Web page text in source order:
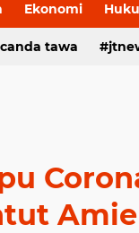
Ekonomi
Press Release
canda tawa